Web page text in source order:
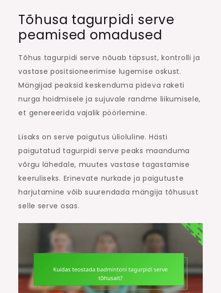
Tõhusa tagurpidi serve
peamised omadused
Tõhus tagurpidi serve nõuab täpsust, kontrolli ja
vastase positsioneerimise lugemise oskust.
Mängijad peaksid keskenduma pideva raketi
nurga hoidmisele ja sujuvale randme liikumisele,
et genereerida vajalik pöörlemine.
Lisaks on serve paigutus ülioluline. Hästi
paigutatud tagurpidi serve peaks maanduma
võrgu lähedale, muutes vastase tagastamise
keeruliseks. Erinevate nurkade ja paigutuste
harjutamine võib suurendada mängija tõhusust
selle serve osas.